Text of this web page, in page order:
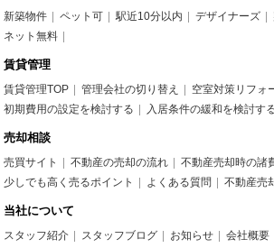
新築物件 ペット可 駅近10分以内 デザイナーズ
ネット無料
賃貸管理
賃貸管理TOP 管理会社の切り替え
空室対策リフォ
初期費用の設定を検討する
入居条件の緩和を検討す
売却相談
売買サイト 不動産の売却の流れ
不動産売却時の諸
少しでも高く売るポイント
よくある質問 不動産売
当社について
スタッフ紹介 スタッフブログ お知らせ 会社概要